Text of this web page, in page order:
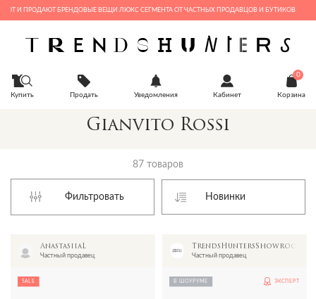
ПРОДАЮТ БРЕНДОВЫЕ ВЕЩИ ЛЮКС СЕГМЕНТА ОТ ЧАСТНЫХ ПРОДАВЦОВ И БУТИКОВ
Купить Продать Уведомления Кабинет
0
Корзина
Gianvito Rossi
87 товаров
Фильтровать
AnastasiiaL
Частный продавец
SALE
TrendsHuntersShowroom
Частный продавец
В ШОУРУМЕ ЭКСПЕРТ